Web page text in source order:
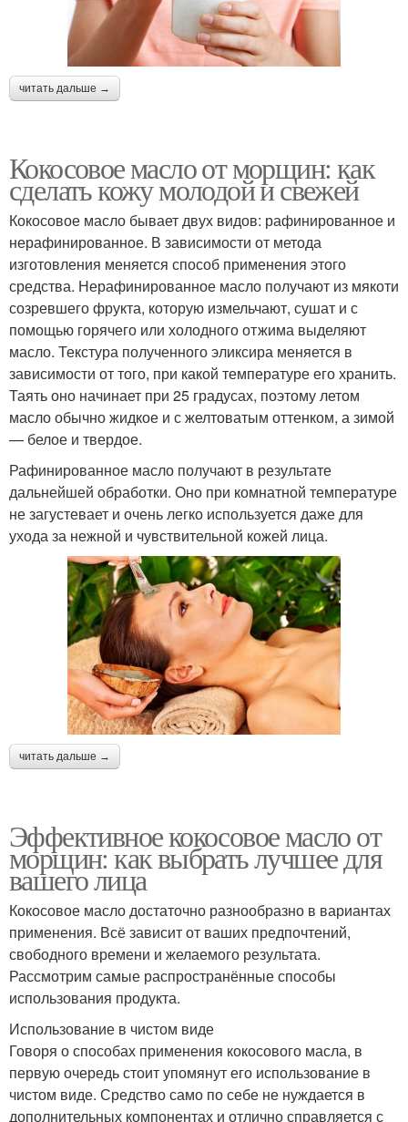
читать дальше →
Кокосовое масло от морщин: как
сделать кожу молодой и свежей
Кокосовое масло бывает двух видов: рафинированное и
нерафинированное. В зависимости от метода
изготовления меняется способ применения этого
средства. Нерафинированное масло получают из мякоти
созревшего фрукта, которую измельчают, сушат и с
помощью горячего или холодного отжима выделяют
масло. Текстура полученного эликсира меняется в
зависимости от того, при какой температуре его хранить.
Таять оно начинает при 25 градусах, поэтому летом
масло обычно жидкое и с желтоватым оттенком, а зимой
— белое и твердое.
Рафинированное масло получают в результате
дальнейшей обработки. Оно при комнатной температуре
не загустевает и очень легко используется даже для
ухода за нежной и чувствительной кожей лица.
читать дальше →
Эффективное кокосовое масло от
морщин: как выбрать лучшее для
вашего лица
Кокосовое масло достаточно разнообразно в вариантах
применения. Всё зависит от ваших предпочтений,
свободного времени и желаемого результата.
Рассмотрим самые распространённые способы
использования продукта.
Использование в чистом виде
Говоря о способах применения кокосового масла, в
первую очередь стоит упомянут его использование в
чистом виде. Средство само по себе не нуждается в
дополнительных компонентах и отлично справляется с